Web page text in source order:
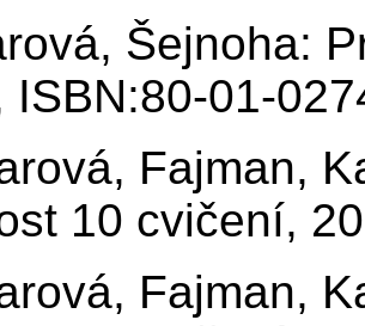
Šejnoha:
ISBN:80-01-
Fajman,
10 cvičení,
Fajman,